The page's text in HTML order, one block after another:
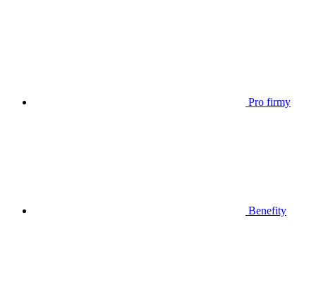
Pro firmy
Benefity